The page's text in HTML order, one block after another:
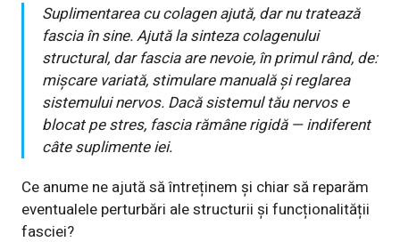
Suplimentarea cu colagen ajută, dar nu tratează
fascia în sine. Ajută la sinteza colagenului
structural, dar fascia are nevoie, în primul rând, de:
mișcare variată, stimulare manuală și reglarea
sistemului nervos. Dacă sistemul tău nervos e
blocat pe stres, fascia rămâne rigidă — indiferent
câte suplimente iei.
Ce anume ne ajută să întreținem și chiar să reparăm
eventualele perturbări ale structurii și funcționalității
fasciei?